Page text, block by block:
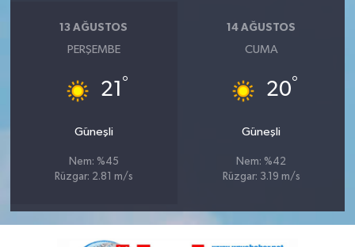
13 AĞUSTOS
PERŞEMBE
21 °
Güneşli
Nem: %45
Rüzgar: 2.81 m/s
14 AĞUSTOS
CUMA
20°
Güneşli
Nem: %42
Rüzgar: 3.19 m/s